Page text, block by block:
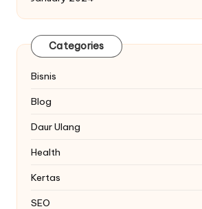
Categories
Bisnis
Blog
Daur Ulang
Health
Kertas
SEO